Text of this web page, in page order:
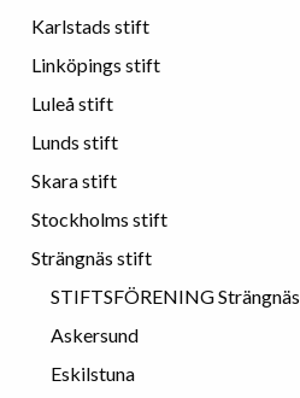
Karlstads stift
Linköpings stift
Luleå stift
Lunds stift
Skara stift
Stockholms stift
Strängnäs stift
STIFTSFÖRENING Strängnäs
Askersund
Eskilstuna